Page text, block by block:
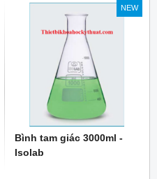
NEW
Bình tam giác 3000ml -
Isolab